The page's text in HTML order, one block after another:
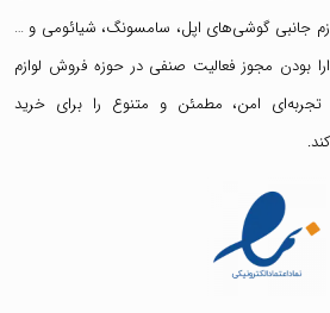
جانبی گوشی‌های اپل، سامسونگ، شیائومی و …
بودن مجوز فعالیت صنفی در حوزه فروش لوازم
امن، مطمئن و متنوع را برای خرید